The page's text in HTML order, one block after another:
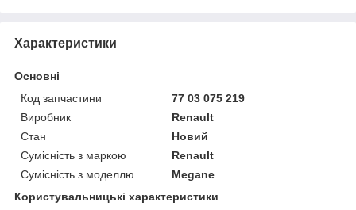
Характеристики
Основні
Код запчастини
77 03 075 219
Виробник
Renault
Стан
Новий
Сумісність з маркою
Renault
Сумісність з моделлю
Megane
Користувальницькі характеристики